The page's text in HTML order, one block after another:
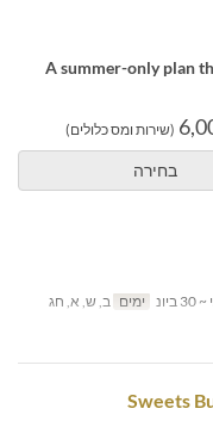
A summer-only plan
(שירות ומס כלולים)
בחירה
ימים ב, ש, א, חג
Sweets